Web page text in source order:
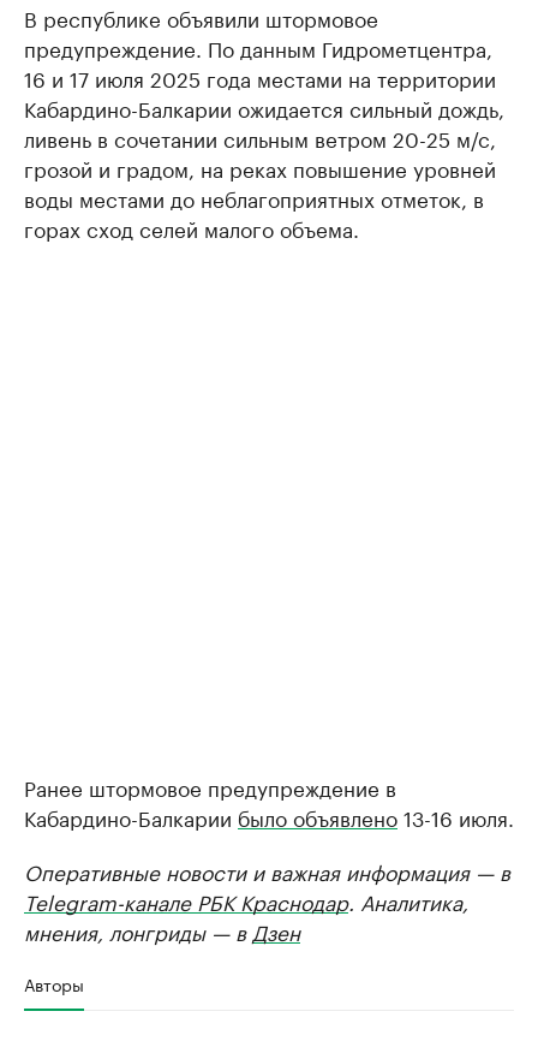
В республике объявили штормовое
предупреждение. По данным Гидрометцентра,
16 и 17 июля 2025 года местами на территории
Кабардино-Балкарии ожидается сильный дождь,
ливень в сочетании сильным ветром 20-25 м/с,
грозой и градом, на реках повышение уровней
воды местами до неблагоприятных отметок, в
горах сход селей малого объема.
Ранее штормовое предупреждение в
Кабардино-Балкарии было объявлено13-16 июля.
Оперативные новости и важная информация — в
Telegram-канале РБК Краснодар. Аналитика,
мнения, лонгриды — в Дзен
Авторы